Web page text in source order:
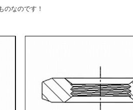
のなのです！